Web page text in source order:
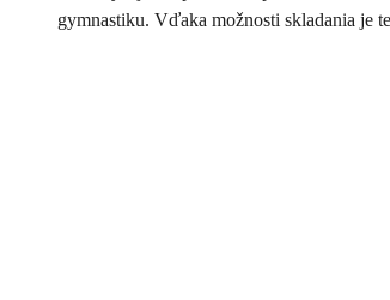
gymnastiku. Vďaka možnosti skladania je